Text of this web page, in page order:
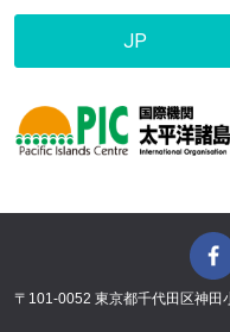
JP
〒101-0052 東京都千代田区神田